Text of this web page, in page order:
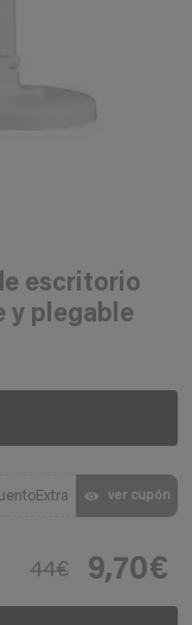
escritorio
y plegable
ver cupón
44€ 9,70€